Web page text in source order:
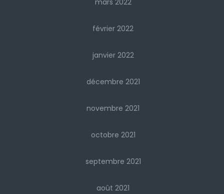
mars 2022
février 2022
janvier 2022
décembre 2021
novembre 2021
octobre 2021
septembre 2021
août 2021